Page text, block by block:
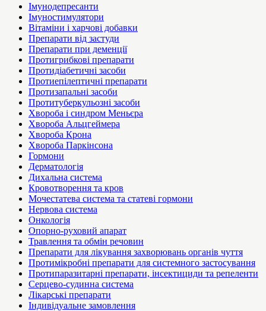
Імунодепресанти
Імуностимулятори
Вітаміни і харчові добавки
Препарати від застуди
Препарати при деменції
Протигрибкові препарати
Протидіабетичні засоби
Протиепілептичні препарати
Протизапальні засоби
Протитуберкульозні засоби
Хвороба і синдром Меньєра
Хвороба Альцгеймера
Хвороба Крона
Хвороба Паркінсона
Гормони
Дерматологія
Дихальна система
Кровотворення та кров
Мочестатева система та статеві гормони
Нервова система
Онкологія
Опорно-руховий апарат
Травлення та обмін речовин
Препарати для лікування захворювань органів чуття
Протимікробні препарати для системного застосування
Протипаразитарні препарати, інсектициди та репеленти
Серцево-судинна система
Лікарські препарати
Індивідуальне замовлення